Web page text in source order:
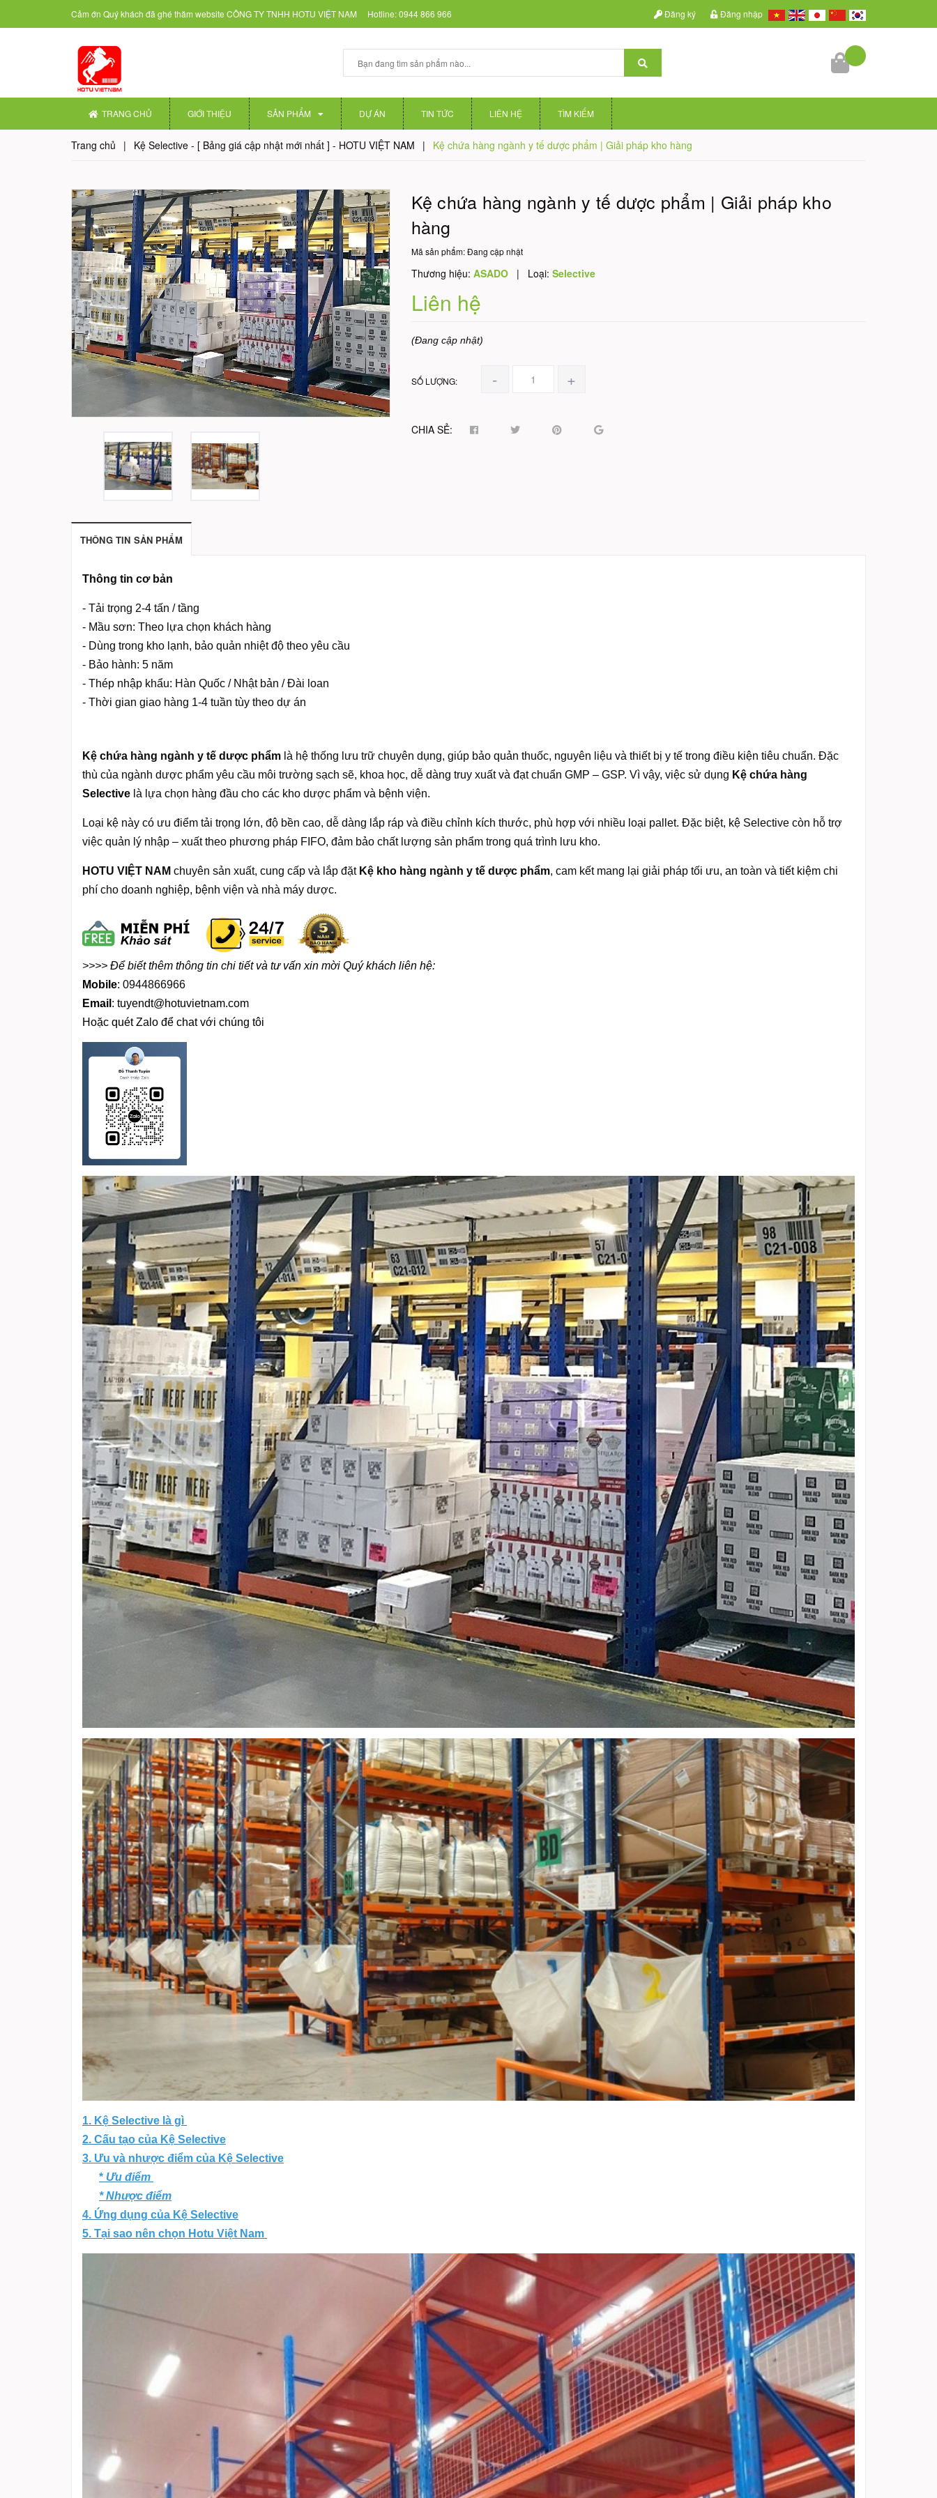
Cảm ớn Quý khách đã ghé thăm website CÔNG TY TNHH HOTU VIỆT NAM Hotline:0944 866 966 Đăng ký Đăng nhập
TRANG CHỦ GIỚI THIỆU SẢN PHẨM DỰ ÁN TIN TỨC LIÊN HỆ TÌM KIẾM
Trang chủ | Kệ Selective - [ Bảng giá cập nhật mới nhất ] - HOTU VIỆT NAM | Kệ chứa hàng ngành y tế dược phẩm | Giải pháp kho hàng
Kệ chứa hàng ngành y tế dược phẩm | Giải pháp kho
hàng
Mã sản phẩm:Đang cập nhật
Thương hiệu: ASADO | Loại: Selective
Liên hệ
(Đang cập nhật)
SỐ LƯỢNG: - +
CHIA SẺ:
THÔNG TIN SẢN PHẨM
Thông tin cơ bản
- Tải trọng 2-4 tấn / tầng
- Mầu sơn: Theo lựa chọn khách hàng
- Dùng trong kho lạnh, bảo quản nhiệt độ theo yêu cầu
- Bảo hành: 5 năm
- Thép nhập khẩu: Hàn Quốc / Nhật bản / Đài loan
- Thời gian giao hàng 1-4 tuần tùy theo dự án
Kệ chứa hàng ngành y tế dược phẩm là hệ thống lưu trữ chuyên dụng, giúp bảo quản thuốc, nguyên liệu và thiết bị y tế trong điều kiện tiêu chuẩn. Đặc
thù của ngành dược phẩm yêu cầu môi trường sạch sẽ, khoa học, dễ dàng truy xuất và đạt chuẩn GMP – GSP. Vì vậy, việc sử dụng Kệ chứa hàng
Selective là lựa chọn hàng đầu cho các kho dược phẩm và bệnh viện.
Loại kệ này có ưu điểm tải trọng lớn, độ bền cao, dễ dàng lắp ráp và điều chỉnh kích thước, phù hợp với nhiều loại pallet. Đặc biệt, kệ Selective còn hỗ trợ
việc quản lý nhập – xuất theo phương pháp FIFO, đảm bảo chất lượng sản phẩm trong quá trình lưu kho.
HOTU VIỆT NAM chuyên sản xuất, cung cấp và lắp đặt Kệ kho hàng ngành y tế dược phẩm, cam kết mang lại giải pháp tối ưu, an toàn và tiết kiệm chi
phí cho doanh nghiệp, bệnh viện và nhà máy dược.
>>>> Để biết thêm thông tin chi tiết và tư vấnxin mời Quý khách liên hệ:
Mobile: 0944866966
Email : tuyendt@hotuvietnam.com
Hoặc quét Zalo để chat với chúng tôi
1. Kệ Selective là gì
2. Cấu tạo của Kệ Selective
3. Ưu và nhược điểm của Kệ Selective
* Ưu điểm
* Nhược điểm
4. Ứng dụng của Kệ Selective
5. Tại sao nên chọn Hotu Việt Nam